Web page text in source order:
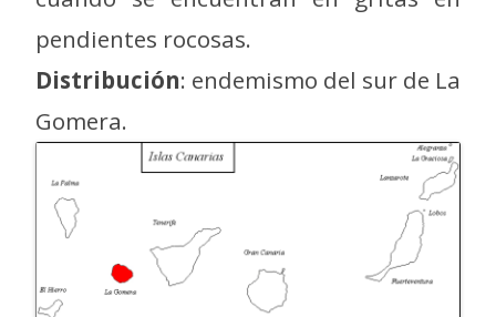
pendientes rocosas.
Distribución: endemismo del sur de La
Gomera.